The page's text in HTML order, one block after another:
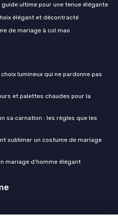
ultime pour une tenue élégante
élégant et décontracté
de mariage à col mao
lumineux qui ne pardonne pas
et palettes chaudes pour la
sa carnation : les règles que les
sublimer un costume de mariage
mariage d’homme élégant